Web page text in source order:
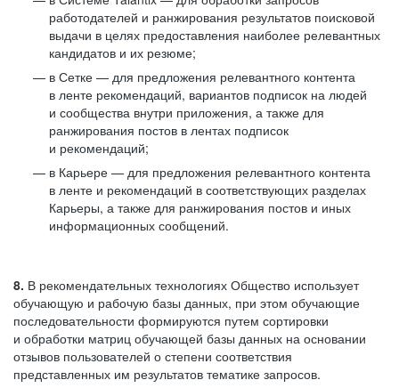
работодателей и ранжирования результатов поисковой
выдачи в целях предоставления наиболее релевантных
кандидатов и их резюме;
в Сетке — для предложения релевантного контента
в ленте рекомендаций, вариантов подписок на людей
и сообщества внутри приложения, а также для
ранжирования постов в лентах подписок
и рекомендаций;
в Карьере — для предложения релевантного контента
в ленте и рекомендаций в соответствующих разделах
Карьеры, а также для ранжирования постов и иных
информационных сообщений.
8. В рекомендательных технологиях Общество использует
обучающую и рабочую базы данных, при этом обучающие
последовательности формируются путем сортировки
и обработки матриц обучающей базы данных на основании
отзывов пользователей о степени соответствия
представленных им результатов тематике запросов.